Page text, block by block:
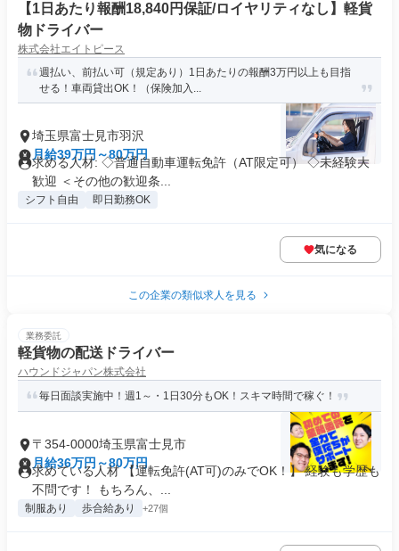
【1日あたり報酬18,840円保証/ロイヤリティなし】軽貨
物ドライバー
株式会社エイトピース
週払い、前払い可（規定あり）1日あたりの報酬3万円以上も目指
せる！車両貸出OK！（保険加入...
埼玉県富士見市羽沢
月給39万円～80万円
求める人材: ◇普通自動車運転免許（AT限定可） ◇未経験大
歓迎 ＜その他の歓迎条...
シフト自由 即日勤務OK
気になる
この企業の類似求人を見る
業務委託
軽貨物の配送ドライバー
ハウンドジャパン株式会社
毎日面談実施中！週1～・1日30分もOK！スキマ時間で稼ぐ！
〒354-0000埼玉県富士見市
月給36万円～80万円
求めている人材 【運転免許(AT可)のみでOK！】 経験も学歴も
不問です！ もちろん、...
制服あり 歩合給あり +27個